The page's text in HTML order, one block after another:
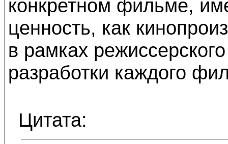
конкретном фильме,
ценность, как
в рамках
разработки каждого
Цитата: